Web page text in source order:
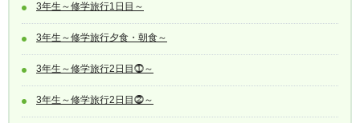
3年生～修学旅行1日目～
3年生～修学旅行夕食・朝食～
3年生～修学旅行2日目⓵～
3年生～修学旅行2日目⓶～